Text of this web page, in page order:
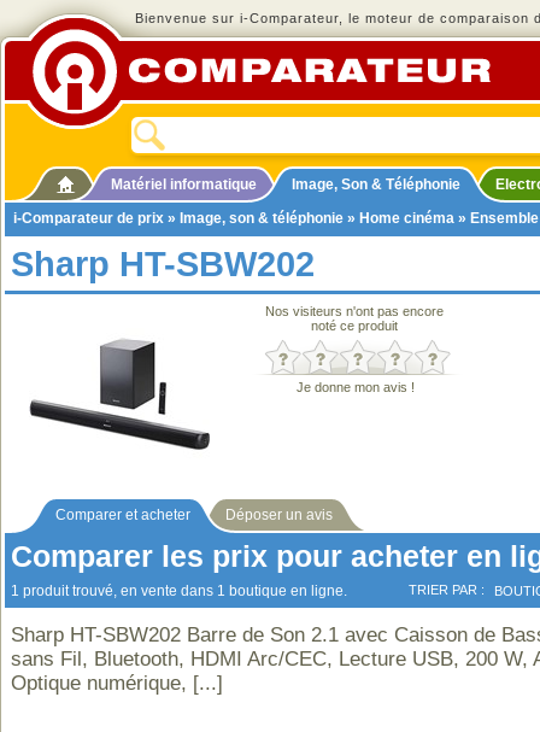
Bienvenue sur i-Comparateur, le moteur de comparaison
Matériel informatique Image, Son & Téléphonie
i-Comparateur de prix » Image, son & téléphonie » Home cinéma »
Sharp HT-SBW202
Nos visiteurs n'ont pas encore
noté ce produit
Je donne mon avis !
Comparer et acheter Déposer un avis
Comparer les prix pour acheter en
1 produit trouvé, en vente dans 1 boutique en ligne. TRIER PAR :
Sharp HT-SBW202 Barre de Son 2.1 avec Caisson de
sans Fil, Bluetooth, HDMI Arc/CEC, Lecture USB, 200 W,
Optique numérique, [...]